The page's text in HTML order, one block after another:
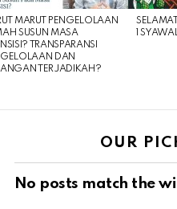
MARUT PENGELOLAAN
SUSUN MASA
TRANSPARANSI
DAN
TERJADIKAH?
1
OUR
No posts match the